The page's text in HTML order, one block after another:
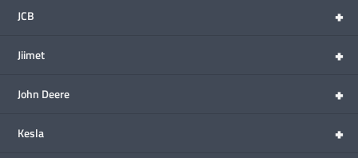
+
JCB
+
Jiimet
+
John Deere
+
Kesla